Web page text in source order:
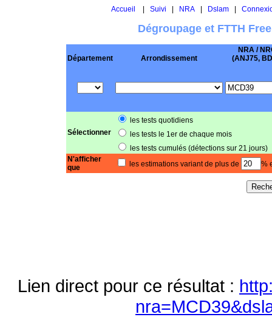
Accueil Suivi NRA| Dslam|
Dégroupage et FTTH
Département Arrondissement
NRA /
(ANJ75,
Sélectionner
les tests quotidiens
les tests le 1er de chaque mois
les tests cumulés (détections sur 21 jours)
N'afficher
que
les estimations variant de plus de %
Lien direct pour ce résultat :